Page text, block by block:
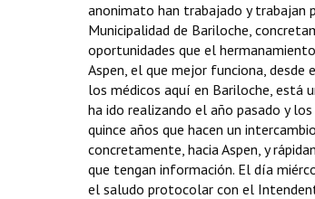
anonimato han trabajado y trabajan
Municipalidad de Bariloche,
oportunidades que el
Aspen, el que mejor funciona,
los médicos aquí en Bariloche, está
ha ido realizando el año pasado y
quince años que hacen un
concretamente, hacia Aspen, y
que tengan información. El día
el saludo protocolar con el